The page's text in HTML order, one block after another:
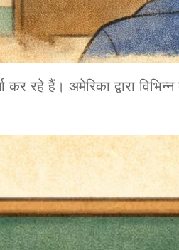
रहे हैं। अमेरिका द्वारा